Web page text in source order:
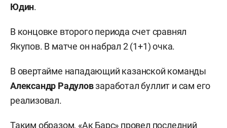
Юдин.
В концовке второго периода счет сравнял
Якупов. В матче он набрал 2 (1+1) очка.
В овертайме нападающий казанской команды
Александр Радуловзаработал буллит и сам его
реализовал.
Таким образом, «Ак Барс» провел последний